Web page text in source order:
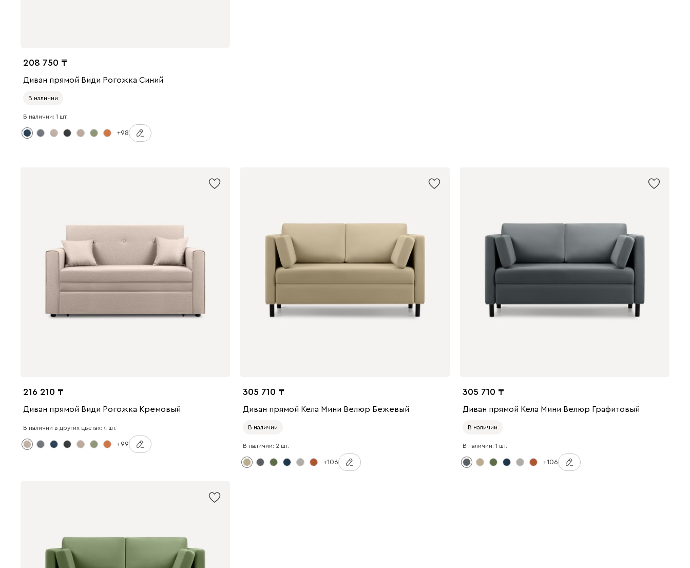
208 750
Диван прямой Види Рогожка Синий
В наличии
В наличии: 1 шт.
+98
216 210
Диван прямой Види Рогожка Кремовый
В наличии в других цветах: 4 шт.
+99
305 710
Диван прямой Кела Мини Велюр Бежевый
В наличии
В наличии: 2 шт.
+106
305 710
Диван прямой Кела Мини Велюр Графитовый
В наличии
В наличии: 1 шт.
+106